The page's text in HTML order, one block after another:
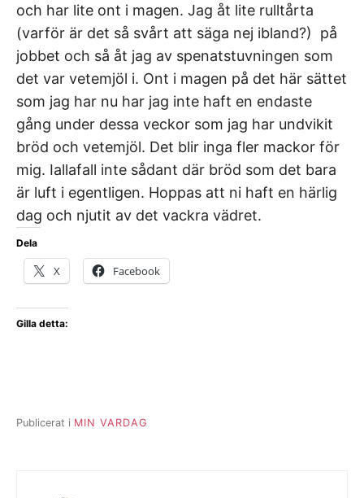
och har lite ont i magen. Jag åt lite rulltårta
(varför är det så svårt att säga nej ibland?) på
jobbet och så åt jag av spenatstuvningen som
det var vetemjöl i. Ont i magen på det här sättet
som jag har nu har jag inte haft en endaste
gång under dessa veckor som jag har undvikit
bröd och vetemjöl. Det blir inga fler mackor för
mig. Iallafall inte sådant där bröd som det bara
är luft i egentligen. Hoppas att ni haft en härlig
dag och njutit av det vackra vädret.
Dela
X Facebook
Gilla detta:
Publicerat i MIN VARDAG